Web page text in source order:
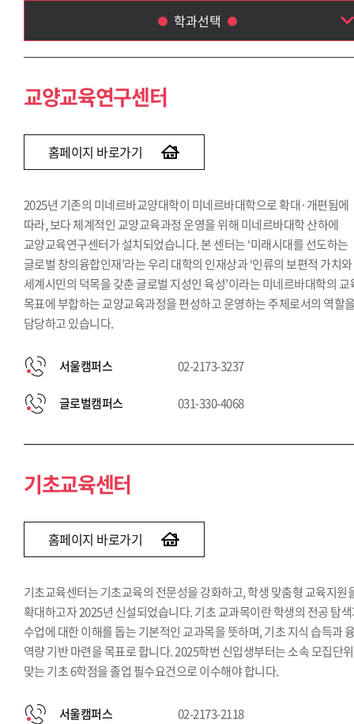
학과선택
교양교육연구센터
외국어교육센터
자유전공학부
교양교육연구센터
홈페이지 바로가기
2025년 기존의 미네르바교양대학이 미네르바대학으로 확대·개편됨에
따라, 보다 체계적인 교양교육과정 운영을 위해 미네르바대학 산하에
교양교육연구센터가 설치되었습니다. 본 센터는 ‘미래시대를 선도하는
글로벌 창의융합인재’라는 우리 대학의 인재상과 ‘인류의 보편적 가치와
세계시민의 덕목을 갖춘 글로벌 지성인 육성’이라는 미네르바대학의 교
목표에 부합하는 교양교육과정을 편성하고 운영하는 주체로서의 역할
담당하고 있습니다.
서울캠퍼스 02-2173-3237
글로벌캠퍼스 031-330-4068
기초교육센터
홈페이지 바로가기
기초교육센터는 기초교육의 전문성을 강화하고, 학생 맞춤형 교육지원
확대하고자 2025년 신설되었습니다. 기초 교과목이란 학생의 전공 탐
수업에 대한 이해를 돕는 기본적인 교과목을 뜻하며, 기초 지식 습득과
역량 기반 마련을 목표로 합니다. 2025학번 신입생부터는 소속 모집단
맞는 기초 6학점을 졸업 필수요건으로 이수해야 합니다.
서울캠퍼스 02-2173-2118